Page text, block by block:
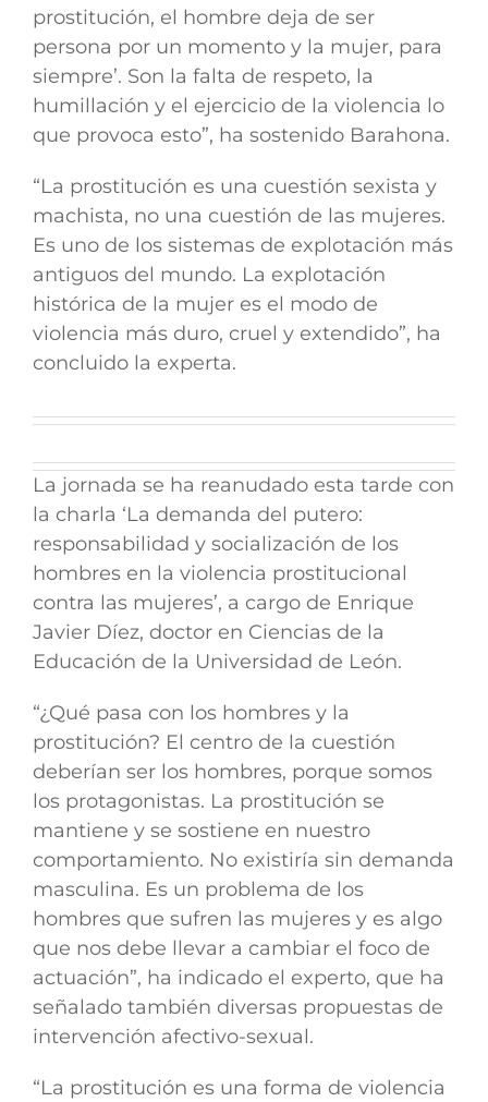
prostitución, el hombre deja de ser
persona por un momento y la mujer, para
siempre’. Son la falta de respeto, la
humillación y el ejercicio de la violencia lo
que provoca esto”, ha sostenido Barahona.
“La prostitución es una cuestión sexista y
machista, no una cuestión de las mujeres.
Es uno de los sistemas de explotación más
antiguos del mundo. La explotación
histórica de la mujer es el modo de
violencia más duro, cruel y extendido”, ha
concluido la experta.
La jornada se ha reanudado esta tarde con
la charla ‘La demanda del putero:
responsabilidad y socialización de los
hombres en la violencia prostitucional
contra las mujeres’, a cargo de Enrique
Javier Díez, doctor en Ciencias de la
Educación de la Universidad de León.
“¿Qué pasa con los hombres y la
prostitución? El centro de la cuestión
deberían ser los hombres, porque somos
los protagonistas. La prostitución se
mantiene y se sostiene en nuestro
comportamiento. No existiría sin demanda
masculina. Es un problema de los
hombres que sufren las mujeres y es algo
que nos debe llevar a cambiar el foco de
actuación”, ha indicado el experto, que ha
señalado también diversas propuestas de
intervención afectivo-sexual.
“La prostitución es una forma de violencia